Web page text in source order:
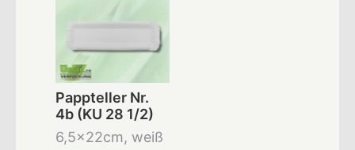
Pappteller Nr.
4b (KU 28 1/2)
6,5x22cm, weiß